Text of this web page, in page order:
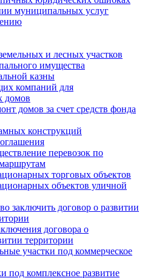
муниципальных услуг
и лесных участков
имущества
казны
компаний для
домов
домов за счет средств фонда
конструкций
перевозок по
торговых объектов
объектов уличной
заключить договор о развитии
договора о
территории
участки под коммерческое
под комплексное развитие